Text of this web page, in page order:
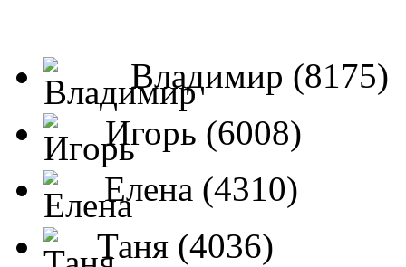
Владимир (8175)
Игорь (6008)
Елена (4310)
Таня (4036)